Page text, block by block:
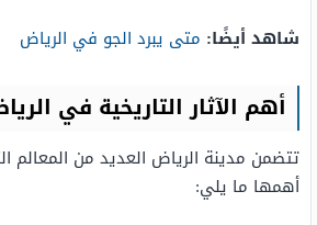
شاهد أيضًا: متى يبرد الجو في الرياض
أهم الآثار التاريخية في
تتضمن مدينة الرياض العديد من المعالم
أهمها ما يلي: